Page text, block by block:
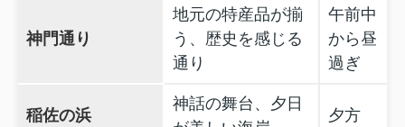
神門通り
地元の特産品が揃
う、歴史を感じる
通り
午前中
から昼
過ぎ
稲佐の浜
神話の舞台、夕日
夕方